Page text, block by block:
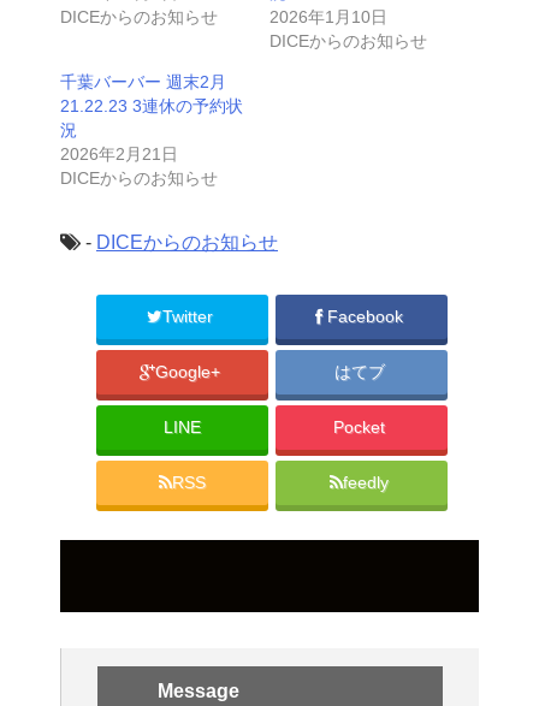
DICEからのお知らせ
2026年1月10日
DICEからのお知らせ
千葉バーバー 週末2月
21.22.23 3連休の予約状
況
2026年2月21日
DICEからのお知らせ
- DICEからのお知らせ
Twitter Facebook
Google+ はてブ
LINE Pocket
RSS feedly
Message